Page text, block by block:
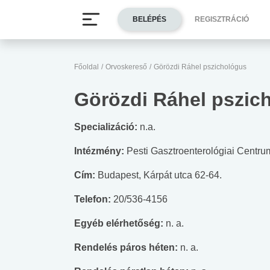
Főoldal / Orvoskereső / Görözdi Ráhel pszichológus
Görözdi Ráhel
Specializáció: n.a.
Intézmény: Pesti Gasztroenterológiai
Cím: Budapest, Kárpát utca 62-64.
Telefon: 20/536-4156
Egyéb elérhetőség: n. a.
Rendelés páros héten: n. a.
BELÉPÉS REGISZTRÁCIÓ